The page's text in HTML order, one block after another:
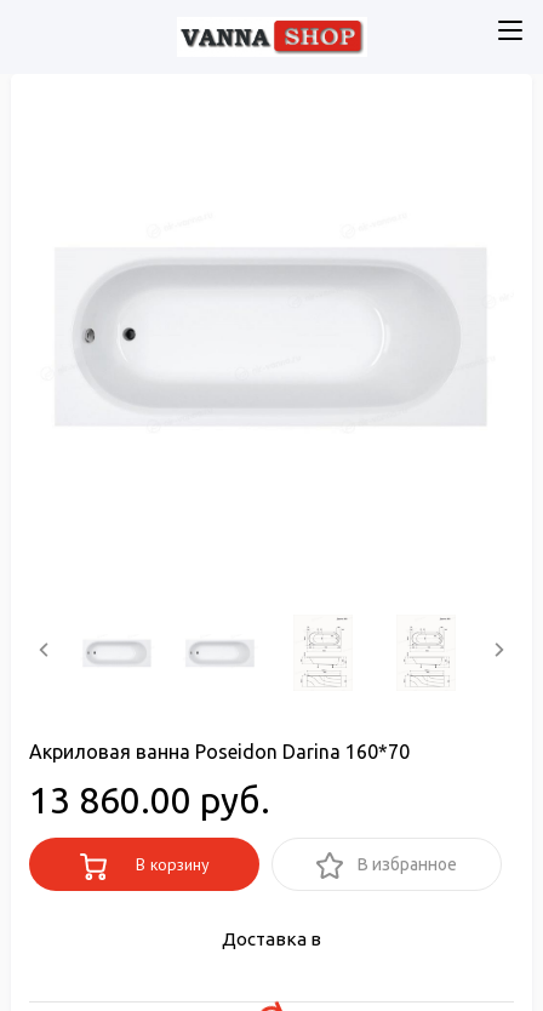
Акриловая ванна Poseidon Darina 160*70
13 860.00 руб.
В корзину В избранное
Доставка в